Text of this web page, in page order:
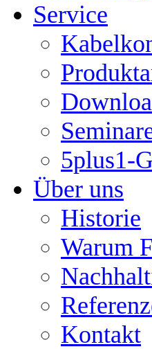
Service
5plus1-
Über uns
Historie
Warum
Kontakt